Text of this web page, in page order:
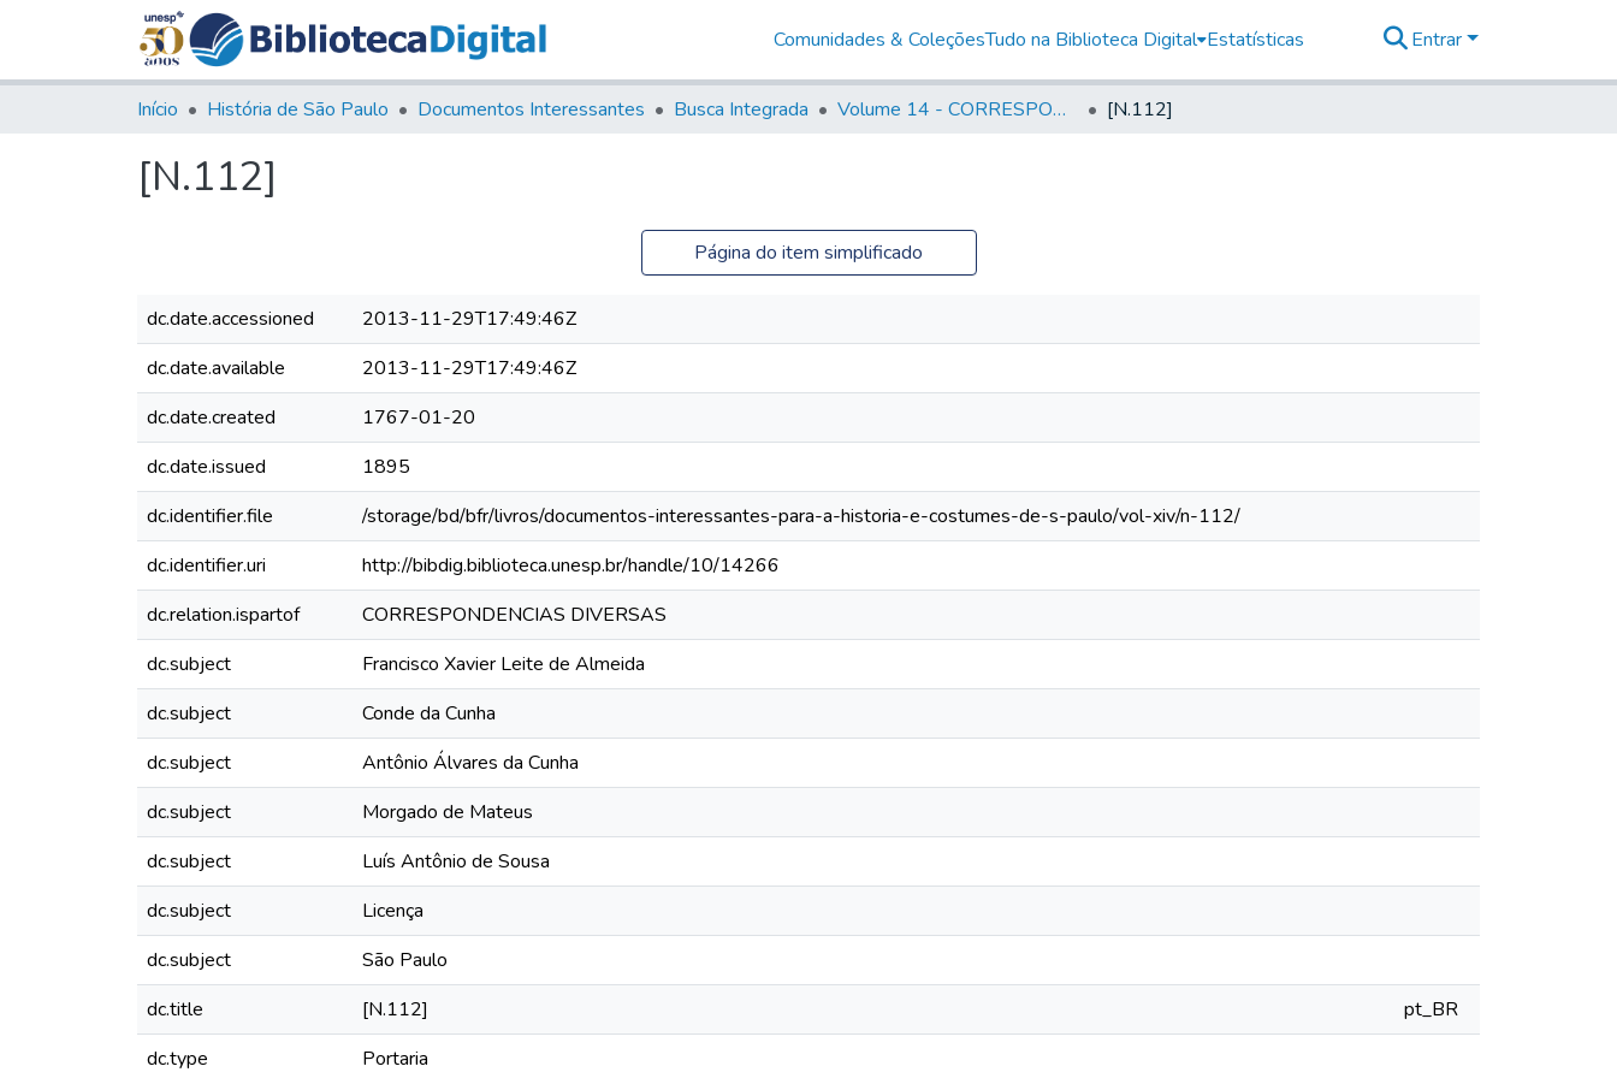
Comunidades & ColeçõesTudo na Biblioteca Digital Estatísticas Entrar
Início História de São Paulo Documentos Interessantes Busca Integrada Volume 14 - CORRESPONDENCIAS DIVERSAS [N.112]
[N.112]
Página do item simplificado
dc.date.accessioned
2013-11-29T17:49:46Z
dc.date.available
2013-11-29T17:49:46Z
dc.date.created
1767-01-20
dc.date.issued
1895
dc.identifier.file
/storage/bd/bfr/livros/documentos-interessantes-para-a-historia-e-costumes-de-s-paulo/vol-xiv/n-112/
dc.identifier.uri
http://bibdig.biblioteca.unesp.br/handle/10/14266
dc.relation.ispartof
CORRESPONDENCIAS DIVERSAS
dc.subject
Francisco Xavier Leite de Almeida
dc.subject
Conde da Cunha
dc.subject
Antônio Álvares da Cunha
dc.subject
Morgado de Mateus
dc.subject
Luís Antônio de Sousa
dc.subject
Licença
dc.subject
São Paulo
dc.title
[N.112]
pt_BR
dc.type
Portaria